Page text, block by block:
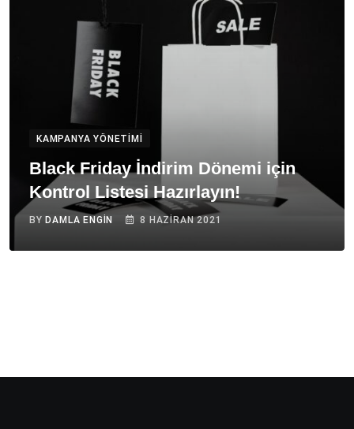
KAMPANYA YÖNETIMI
Black Friday İndirim Dönemi için
Kontrol Listesi Hazırlayın!
BY DAMLA ENGIN 8 HAZIRAN 2021